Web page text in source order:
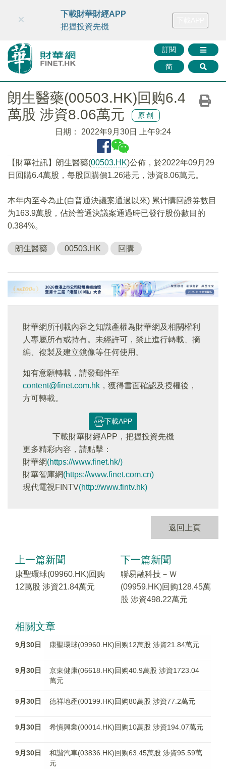
財華智庫網 FINTV FINMETA 財華證券 媒體矩陣
訂閱
简
×
下載財華財經APP
把握投資先機
朗生醫藥(00503.HK)回购6.4
萬股 涉資8.06萬元
原創
日期： 2022年9月30日 上午9:24
【財華社訊】朗生醫藥(00503.HK)公佈，於2022年09月29
日回購6.4萬股，每股回購價1.26港元，涉資8.06萬元。
本年內至今為止(自普通決議案通過以來) 累计購回證券數目
为163.9萬股，佔於普通決議案通過時已發行股份數目的
0.384%。
朗生醫藥 00503.HK 回購
財華網所刊載內容之知識產權為財華網及相關權利
人專屬所有或持有。未經許可，禁止進行轉載、摘
編、複製及建立鏡像等任何使用。
如有意願轉載，請發郵件至
content@finet.com.hk ，獲得書面確認及授權後，
方可轉載。
下載APP
下載財華財經APP，把握投資先機
更多精彩内容，請點擊：
財華網(https://www.finet.hk/)
財華智庫網(https://www.finet.com.cn)
現代電視FINTV(http://www.fintv.hk)
返回上頁
上一篇新聞
康聖環球(09960.HK)回购
12萬股 涉資21.84萬元
下一篇新聞
聯易融科技－Ｗ
(09959.HK)回购128.45萬
股 涉資498.22萬元
相關文章
9月30日 康聖環球(09960.HK)回购12萬股 涉資21.84萬元
9月30日
京東健康(06618.HK)回购40.9萬股 涉資1723.04
萬元
9月30日 德祥地產(00199.HK)回购80萬股 涉資77.2萬元
9月30日 希慎興業(00014.HK)回购10萬股 涉資194.07萬元
9月30日
和諧汽車(03836.HK)回购63.45萬股 涉資95.59萬
元